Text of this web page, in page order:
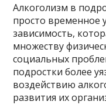
Алкоголизм в
просто временное
зависимость,
множеству
социальных
подростки более
воздействию
развития их